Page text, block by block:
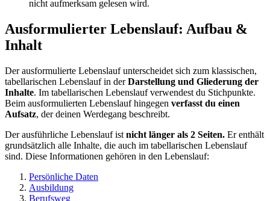
nicht aufmerksam gelesen wird.
Ausformulierter Lebenslauf: Aufbau &
Inhalt
Der ausformulierte Lebenslauf unterscheidet sich zum klassischen,
tabellarischen Lebenslauf in derDarstellung und Gliederung der
Inhalte. Im tabellarischen Lebenslauf verwendest du Stichpunkte.
Beim ausformulierten Lebenslauf hingegen verfasst du einen
Aufsatz, der deinen Werdegang beschreibt.
Der ausführliche Lebenslauf ist nicht länger als 2 Seiten. Er enthält
grundsätzlich alle Inhalte, die auch im tabellarischen Lebenslauf
sind. Diese Informationen gehören in den Lebenslauf:
Persönliche Daten
Ausbildung
Berufsweg